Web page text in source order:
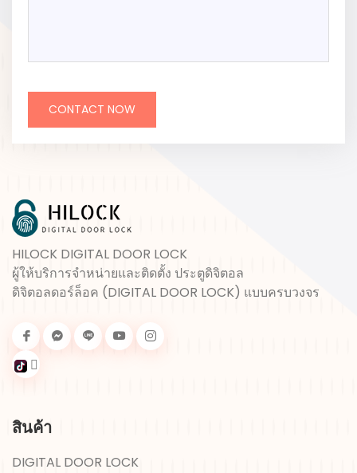
CONTACT NOW
HILOCK DIGITAL DOOR LOCK
ผู้ให้บริการจำหน่ายและติดตั้ง ประตูดิจิตอล
ดิจิตอลดอร์ล็อค (DIGITAL DOOR LOCK) แบบครบวงจร
สินค้า
DIGITAL DOOR LOCK